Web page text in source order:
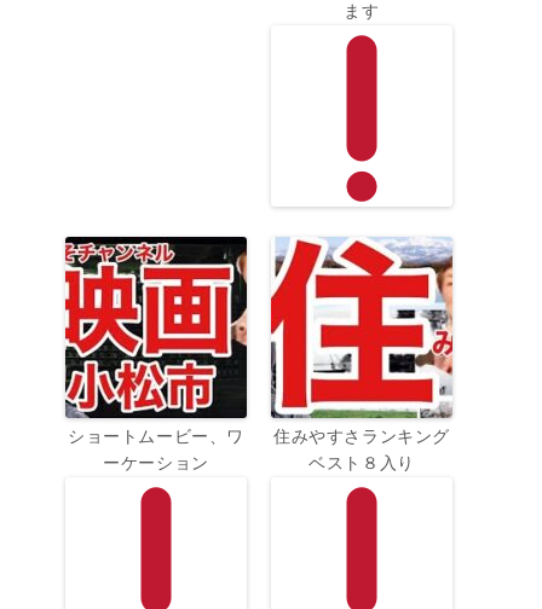
ます
ショートムービー、ワ
ーケーション
住みやすさランキング
ベスト８入り